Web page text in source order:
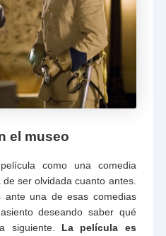
el museo
como una comedia
ser olvidada cuanto antes.
ante una de esas comedias
deseando saber qué
siguiente. La película es